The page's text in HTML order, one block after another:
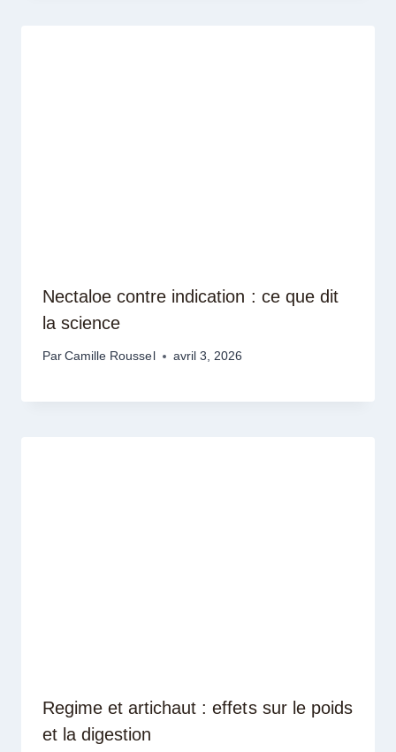
Nectaloe contre indication : ce que dit
la science
Par Camille Roussel avril 3, 2026
Regime et artichaut : effets sur le poids
et la digestion